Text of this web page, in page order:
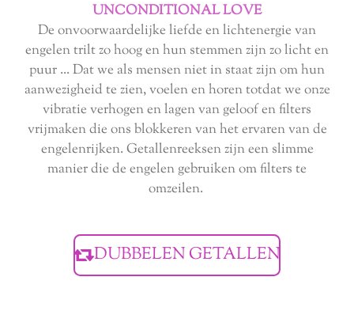
UNCONDITIONAL LOVE
De onvoorwaardelijke liefde en lichtenergie van
engelen trilt zo hoog en hun stemmen zijn zo licht en
puur ... Dat we als mensen niet in staat zijn om hun
aanwezigheid te zien, voelen en horen totdat we onze
vibratie verhogen en lagen van geloof en filters
vrijmaken die ons blokkeren van het ervaren van de
engelenrijken. Getallenreeksen zijn een slimme
manier die de engelen gebruiken om filters te
omzeilen.
DUBBELEN GETALLEN